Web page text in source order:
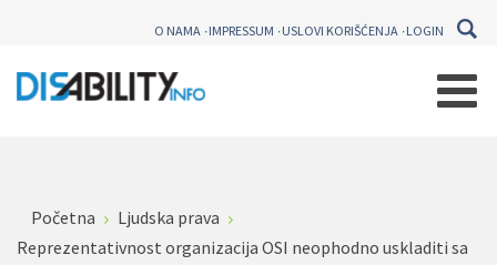
O NAMA IMPRESSUM USLOVI KORIŠĆENJA LOGIN
Početna
Ljudska prava
Reprezentativnost organizacija OSI neophodno uskladiti sa